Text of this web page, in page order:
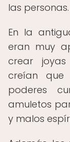
las personas.
En la
eran muy
crear joyas
creían que
poderes
amuletos
y malos